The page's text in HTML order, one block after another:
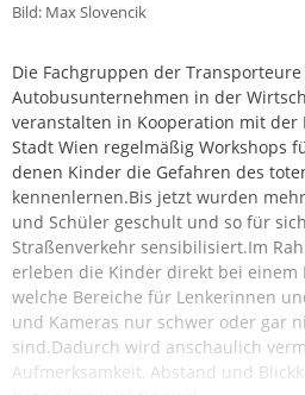
Bild: Max Slovencik
Die Fachgruppen der
Autobusunternehmen in der
veranstalten in Kooperation mit
Stadt Wien regelmäßig Workshops
denen Kinder die Gefahren des
kennenlernen.Bis jetzt wurden
und Schüler geschult und so für
Straßenverkehr sensibilisiert.Im
erleben die Kinder direkt bei einem
welche Bereiche für Lenkerinnen
und Kameras nur schwer oder gar
sind.Dadurch wird anschaulich
Aufmerksamkeit, Abstand und